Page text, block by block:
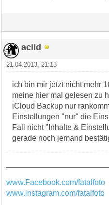
aciid
21.04.2013, 21:13
ich bin mir jetzt nicht mehr
meine hier mal gelesen zu
iCloud Backup nur
Einstellungen "nur" die
Fall nicht "Inhalte &
gerade noch jemand
www.Facebook.com/fatalfoto
www.instagram.com/fatalfoto